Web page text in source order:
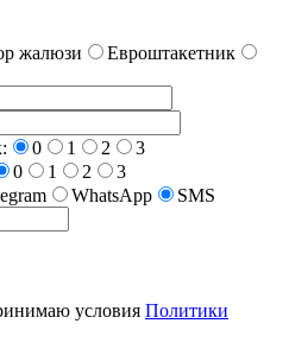
жалюзи
Евроштакетник
0 1 2
3
0 1 2
3
WhatsApp
SMS
условия Политики